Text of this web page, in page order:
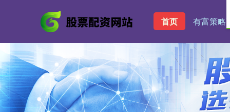
首页 有富策略